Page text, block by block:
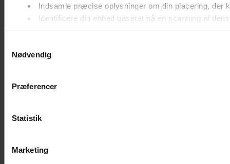
Indsamle præcise oplysninger om din placering, der
Identificere din enhed baseret på en scanning af
Dine valg anvendes på hele websitet.
Vi bruger cookies til at tilpasse vores indhold og annoncer,
Nødvendig
Præferencer
Statistik
Marketing